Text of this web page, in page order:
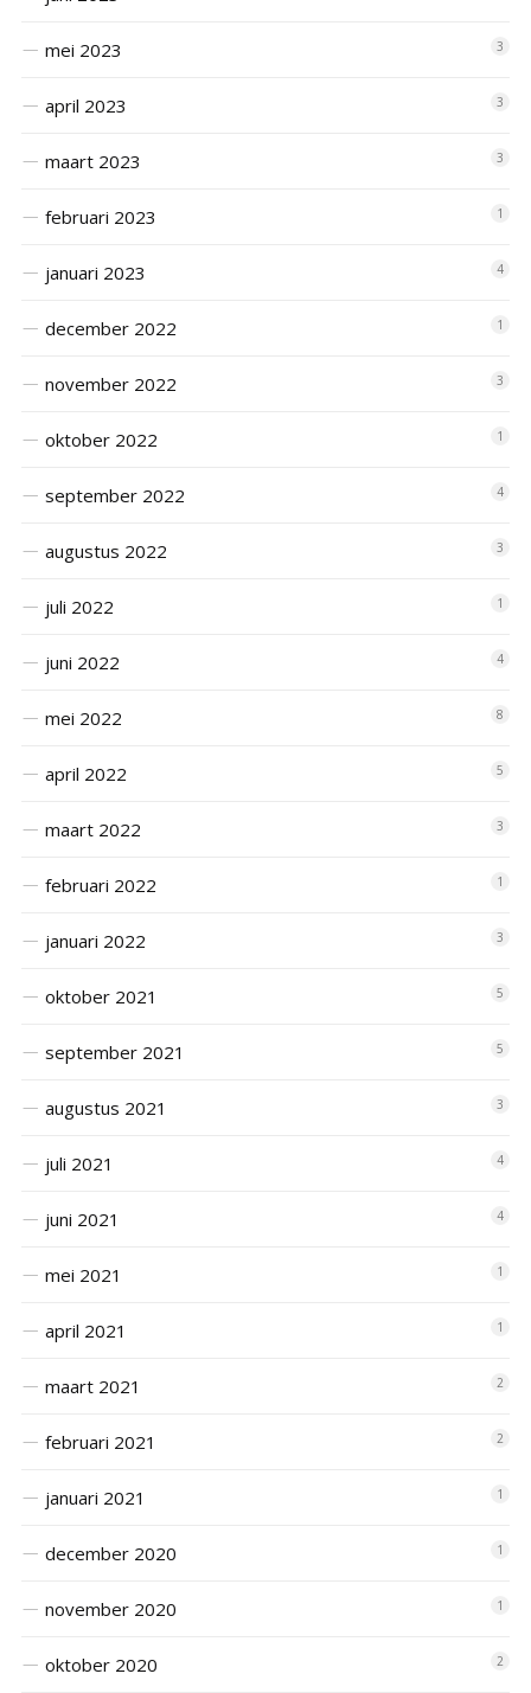
mei 2023 3
april 2023 3
maart 2023 3
februari 2023 1
januari 2023 4
december 2022 1
november 2022 3
oktober 2022 1
september 2022 4
augustus 2022 3
juli 2022 1
juni 2022 4
mei 2022 8
april 2022 5
maart 2022 3
februari 2022 1
januari 2022 3
oktober 2021 5
september 2021 5
augustus 2021 3
juli 2021 4
juni 2021 4
mei 2021 1
april 2021 1
maart 2021 2
februari 2021 2
januari 2021 1
december 2020 1
november 2020 1
oktober 2020 2